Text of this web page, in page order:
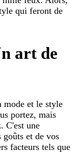
qui feront de
art de
mode et le style
portez, mais
C'est une
goûts et de vos
facteurs tels que